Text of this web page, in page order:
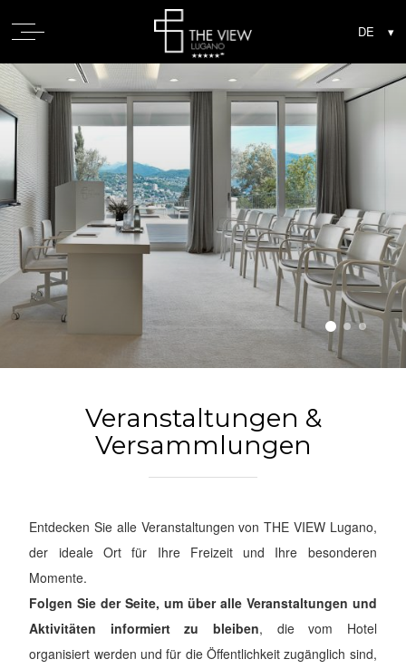
Veranstaltungen &
Versammlungen
Entdecken Sie alle Veranstaltungen von THE VIEW Lugano,
der ideale Ort für Ihre Freizeit und Ihre besonderen
Momente.
Folgen Sie der Seite, um über alle Veranstaltungen und
Aktivitäten informiert zu bleiben, die vom Hotel
organisiert werden und für die Öffentlichkeit zugänglich sind,